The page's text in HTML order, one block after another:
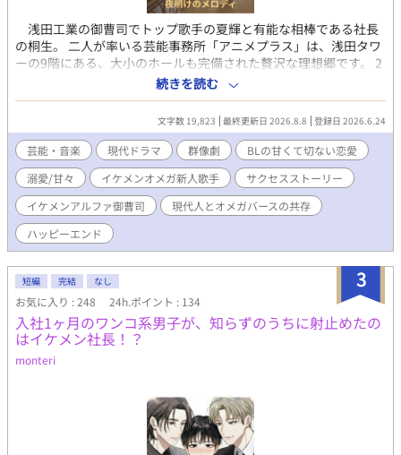
浅田工業の御曹司でトップ歌手の夏輝と有能な相棒である社長
の桐生。 二人が率いる芸能事務所「アニメプラス」は、浅田タワ
ーの9階にある、大小のホールも完備された贅沢な理想郷です。 2
万人を動員するヴォクシブをはじめ、吉沢達也や颯太、ステラビ
ートといった個性豊かな逸材が集まるこの場所は、まさにエンタ
メ界の最前線。 しかし、完璧な環境の裏には、嫉妬やトラブルが
つきもの。同業者の執拗な嫌がらせや罠が忍び寄ります。 オメガ
のイケメン新人歌手・吉沢達也も果敢に芸能界の荒波に挑戦して
いきます。 華やかな成功の裏で揺れ動く若者たちの心や、予期せ
ぬ人間関係、そして甘く切ない愛のドラマ。 頂点を目指す若者た
ちと、彼らを必死に守る大人たちが織りなす、ちょっと切なくて
魅力たっぷりのサクセスストーリーをお届けします。 現代の中で
も自然に溶け込むオメガバースの遺伝子を持つ人々。 甘い現代フ
ァンタジーをぜひお楽しみください！ 「※一部、性的な駆け引き
や危うい場面を暗示する描写が含まれます」 毎日2話～3話19時更
新。 尚、この小説はfujossyサイトにて、第六回Fujossy小説コン
テストエントリー作品。 そのために、最終回が8月31日になりま
す。そちらは18時更新で早く読めます。 このサイトで読んで下さ
るとうれしいです。応援のほどを宜しくお願いします。 最後まで
お付き合いくださると大変うれしいです。
続きを読む
文字数 19,823 最終更新日 2026.8.8 登録日 2026.6.24
芸能・音楽 現代ドラマ 群像劇
BLの甘くて切ない恋愛
溺愛/甘々
イケメンオメガ新人歌手
サクセスストーリー
イケメンアルファ御曹司
現代人とオメガバースの共存
ハッピーエンド
3
短編 完結 なし
お気に入り : 248 24h.ポイント : 134
入社1ヶ月のワンコ系男子が、知らずのうちに射止めたの
はイケメン社長！？
monteri